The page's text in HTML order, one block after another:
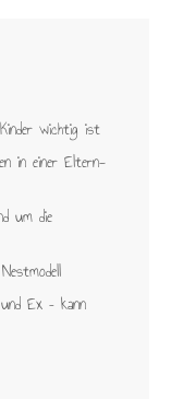
wichtig ist
in einer Eltern-
um die
Ex – kann